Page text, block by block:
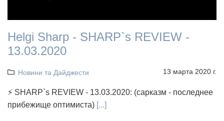
Helgi Sharp - SHARP`s REVIEW -
13.03.2020
Новини та Дайджести 13 марта 2020 г.
⚡ SHARP`s REVIEW - 13.03.2020: (сарказм - последнее
прибежище оптимиста) [...]